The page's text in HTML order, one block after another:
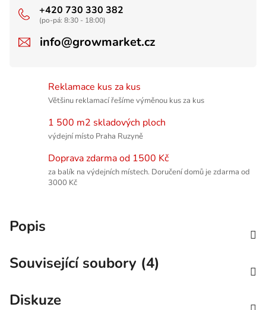
+420 730 330 382
(po-pá: 8:30 - 18:00)
info@growmarket.cz
Reklamace kus za kus
Většinu reklamací řešíme výměnou kus za kus
1 500 m2 skladových ploch
výdejní místo Praha Ruzyně
Doprava zdarma od 1500 Kč
za balík na výdejních místech. Doručení domů je zdarma od
3000 Kč
Popis
Související soubory (4)
Diskuze